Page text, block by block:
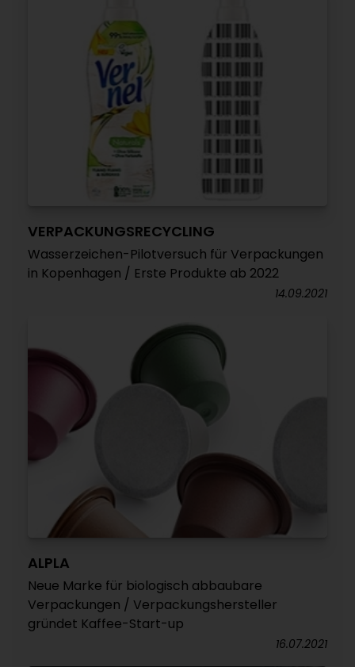
VERPACKUNGSRECYCLING
Wasserzeichen-Pilotversuch für Verpackungen
in Kopenhagen / Erste Produkte ab 2022
14.09.2021
ALPLA
Neue Marke für biologisch abbaubare
Verpackungen / Verpackungshersteller
gründet Kaffee-Start-up
16.07.2021